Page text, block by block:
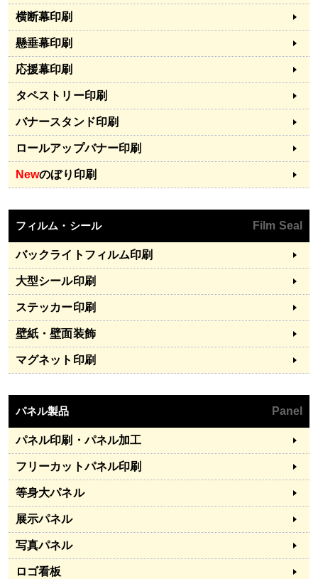
横断幕印刷
懸垂幕印刷
応援幕印刷
タペストリー印刷
バナースタンド印刷
ロールアップバナー印刷
Newのぼり印刷
フィルム・シール Film Seal
バックライトフィルム印刷
大型シール印刷
ステッカー印刷
壁紙・壁面装飾
マグネット印刷
パネル製品 Panel
パネル印刷・パネル加工
フリーカットパネル印刷
等身大パネル
展示パネル
写真パネル
ロゴ看板